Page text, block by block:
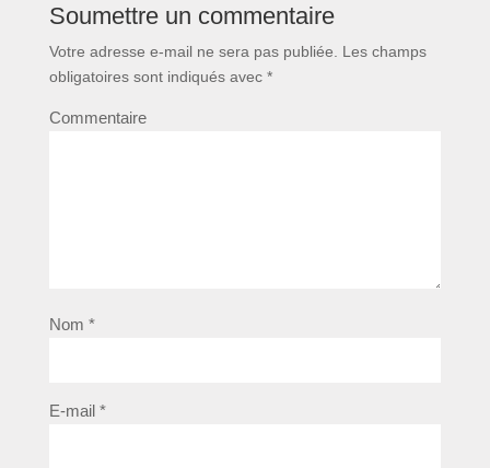
Soumettre un commentaire
Votre adresse e-mail ne sera pas publiée.
Les champs
obligatoires sont indiqués avec *
Commentaire
Nom *
E-mail *